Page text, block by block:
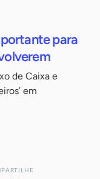
para
de Caixa e
em